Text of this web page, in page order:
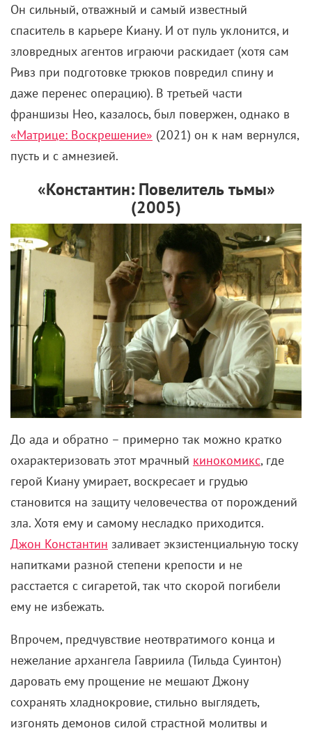
Он сильный, отважный и самый известный
спаситель в карьере Киану. И от пуль уклонится, и
зловредных агентов играючи раскидает (хотя сам
Ривз при подготовке трюков повредил спину и
даже перенес операцию). В третьей части
франшизы Нео, казалось, был повержен, однако в
«Матрице: Воскрешение» (2021) он к нам вернулся,
пусть и с амнезией.
«Константин: Повелитель тьмы»
(2005)
До ада и обратно – примерно так можно кратко
охарактеризовать этот мрачный кинокомикс, где
герой Киану умирает, воскресает и грудью
становится на защиту человечества от порождений
зла. Хотя ему и самому несладко приходится.
Джон Константин заливает экзистенциальную тоску
напитками разной степени крепости и не
расстается с сигаретой, так что скорой погибели
ему не избежать.
Впрочем, предчувствие неотвратимого конца и
нежелание архангела Гавриила (Тильда Суинтон)
даровать ему прощение не мешают Джону
сохранять хладнокровие, стильно выглядеть,
изгонять демонов силой страстной молитвы и